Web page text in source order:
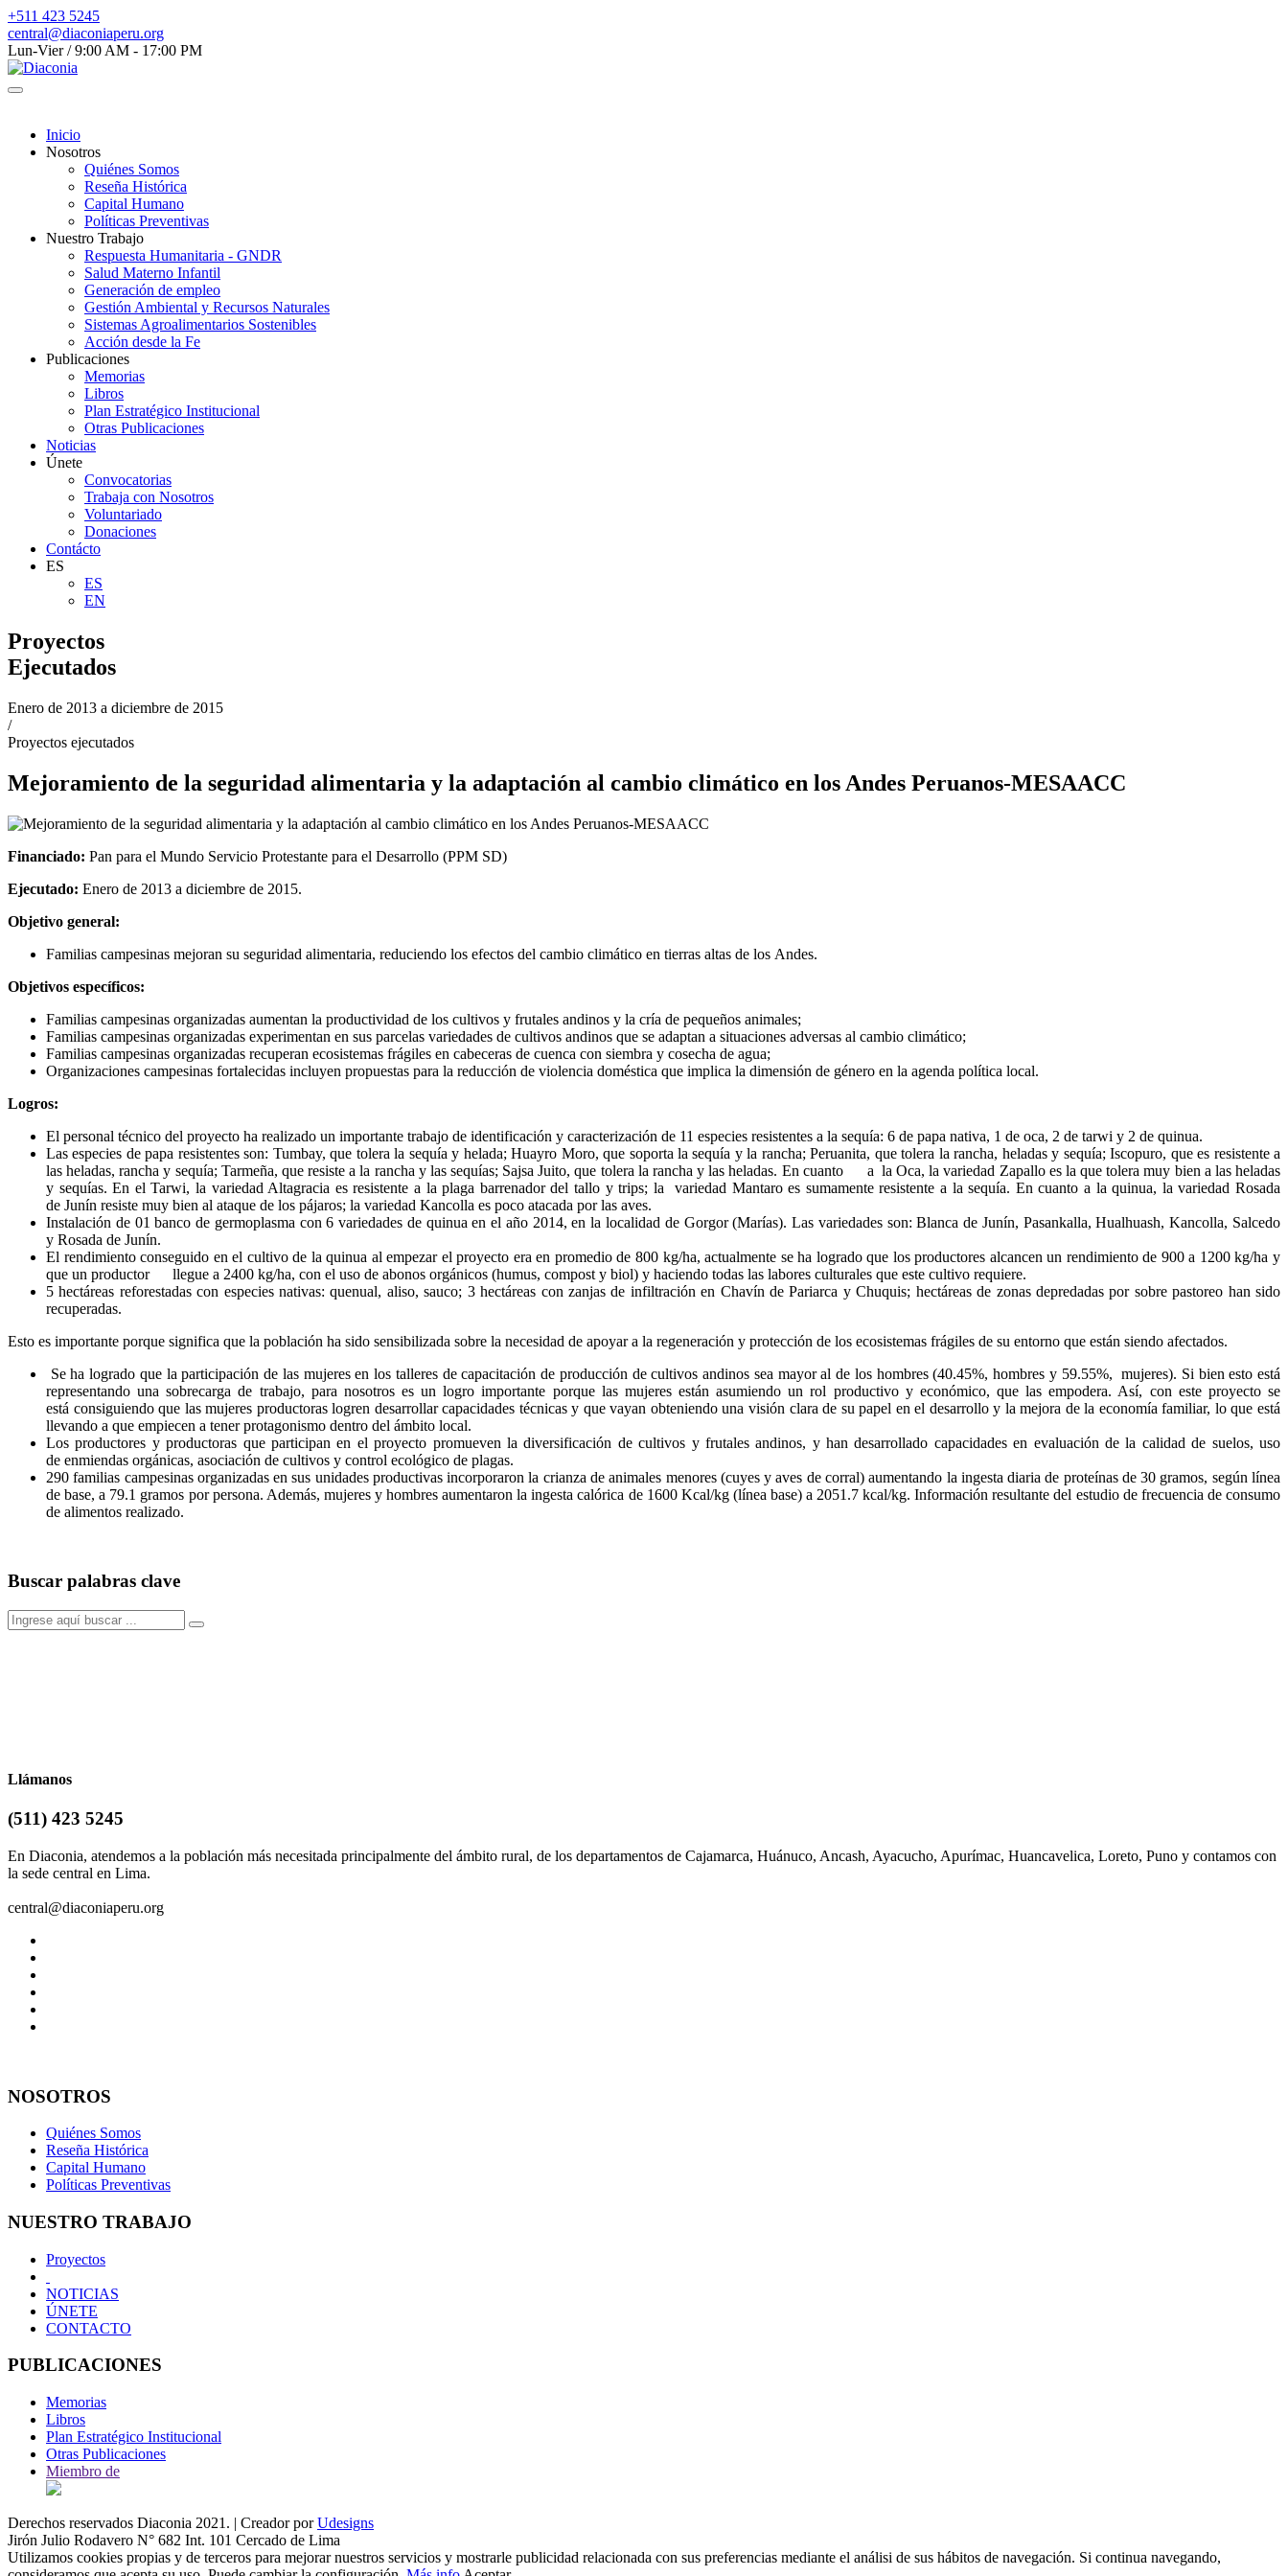
+511 423 5245
central@diaconiaperu.org
Lun-Vier / 9:00 AM - 17:00 PM
Inicio
Nosotros
Quiénes Somos
Reseña Histórica
Capital Humano
Políticas Preventivas
Nuestro Trabajo
Respuesta Humanitaria - GNDR
Salud Materno Infantil
Generación de empleo
Gestión Ambiental y Recursos Naturales
Sistemas Agroalimentarios Sostenibles
Acción desde la Fe
Publicaciones
Memorias
Libros
Plan Estratégico Institucional
Otras Publicaciones
Noticias
Únete
Convocatorias
Trabaja con Nosotros
Voluntariado
Donaciones
Contácto
ES
ES
EN
Proyectos
Ejecutados
Enero de 2013 a diciembre de 2015
/
Proyectos ejecutados
Mejoramiento de la seguridad alimentaria y la adaptación al cambio climático en los Andes Peruanos-MESAACC
Financiado: Pan para el Mundo Servicio Protestante para el Desarrollo (PPM SD)
Ejecutado: Enero de 2013 a diciembre de 2015.
Objetivo general:
Familias campesinas mejoran su seguridad alimentaria, reduciendo los efectos del cambio climático en tierras altas de los Andes.
Objetivos específicos:
Familias campesinas organizadas aumentan la productividad de los cultivos y frutales andinos y la cría de pequeños animales;
Familias campesinas organizadas experimentan en sus parcelas variedades de cultivos andinos que se adaptan a situaciones adversas al cambio climático;
Familias campesinas organizadas recuperan ecosistemas frágiles en cabeceras de cuenca con siembra y cosecha de agua;
Organizaciones campesinas fortalecidas incluyen propuestas para la reducción de violencia doméstica que implica la dimensión de género en la agenda política local.
Logros:
El personal técnico del proyecto ha realizado un importante trabajo de identificación y caracterización de 11 especies resistentes a la sequía: 6 de papa nativa, 1 de oca, 2 de tarwi y 2 de quinua.
Las especies de papa resistentes son: Tumbay, que tolera la sequía y helada; Huayro Moro, que soporta la sequía y la rancha; Peruanita, que tolera la rancha, heladas y sequía; Iscopuro, que es resistente a
las heladas, rancha y sequía; Tarmeña, que resiste a la rancha y las sequías; Sajsa Juito, que tolera la rancha y las heladas. En cuanto a la Oca, la variedad Zapallo es la que tolera muy bien a las heladas
y sequías. En el Tarwi, la variedad Altagracia es resistente a la plaga barrenador del tallo y trips; la variedad Mantaro es sumamente resistente a la sequía. En cuanto a la quinua, la variedad Rosada
de Junín resiste muy bien al ataque de los pájaros; la variedad Kancolla es poco atacada por las aves.
Instalación de 01 banco de germoplasma con 6 variedades de quinua en el año 2014, en la localidad de Gorgor (Marías). Las variedades son: Blanca de Junín, Pasankalla, Hualhuash, Kancolla, Salcedo
y Rosada de Junín.
El rendimiento conseguido en el cultivo de la quinua al empezar el proyecto era en promedio de 800 kg/ha, actualmente se ha logrado que los productores alcancen un rendimiento de 900 a 1200 kg/ha y
que un productor llegue a 2400 kg/ha, con el uso de abonos orgánicos (humus, compost y biol) y haciendo todas las labores culturales que este cultivo requiere.
5 hectáreas reforestadas con especies nativas: quenual, aliso, sauco; 3 hectáreas con zanjas de infiltración en Chavín de Pariarca y Chuquis; hectáreas de zonas depredadas por sobre pastoreo han sido
recuperadas.
Esto es importante porque significa que la población ha sido sensibilizada sobre la necesidad de apoyar a la regeneración y protección de los ecosistemas frágiles de su entorno que están siendo afectados.
Se ha logrado que la participación de las mujeres en los talleres de capacitación de producción de cultivos andinos sea mayor al de los hombres (40.45%, hombres y 59.55%, mujeres). Si bien esto está
representando una sobrecarga de trabajo, para nosotros es un logro importante porque las mujeres están asumiendo un rol productivo y económico, que las empodera. Así, con este proyecto se
está consiguiendo que las mujeres productoras logren desarrollar capacidades técnicas y que vayan obteniendo una visión clara de su papel en el desarrollo y la mejora de la economía familiar, lo que está
llevando a que empiecen a tener protagonismo dentro del ámbito local.
Los productores y productoras que participan en el proyecto promueven la diversificación de cultivos y frutales andinos, y han desarrollado capacidades en evaluación de la calidad de suelos, uso
de enmiendas orgánicas, asociación de cultivos y control ecológico de plagas.
290 familias campesinas organizadas en sus unidades productivas incorporaron la crianza de animales menores (cuyes y aves de corral) aumentando la ingesta diaria de proteínas de 30 gramos, según línea
de base, a 79.1 gramos por persona. Además, mujeres y hombres aumentaron la ingesta calórica de 1600 Kcal/kg (línea base) a 2051.7 kcal/kg. Información resultante del estudio de frecuencia de consumo
de alimentos realizado.
Buscar palabras clave
Llámanos
(511) 423 5245
En Diaconia, atendemos a la población más necesitada principalmente del ámbito rural, de los departamentos de Cajamarca, Huánuco, Ancash, Ayacucho, Apurímac, Huancavelica, Loreto, Puno y contamos con
la sede central en Lima.
central@diaconiaperu.org
NOSOTROS
Quiénes Somos
Reseña Histórica
Capital Humano
Políticas Preventivas
NUESTRO TRABAJO
Proyectos
NOTICIAS
ÚNETE
CONTACTO
PUBLICACIONES
Memorias
Libros
Plan Estratégico Institucional
Otras Publicaciones
Miembro de
Derechos reservados Diaconia 2021. | Creador porUdesigns
Jirón Julio Rodavero N° 682 Int. 101 Cercado de Lima
Utilizamos cookies propias y de terceros para mejorar nuestros servicios y mostrarle publicidad relacionada con sus preferencias mediante el análisi de sus hábitos de navegación. Si continua navegando,